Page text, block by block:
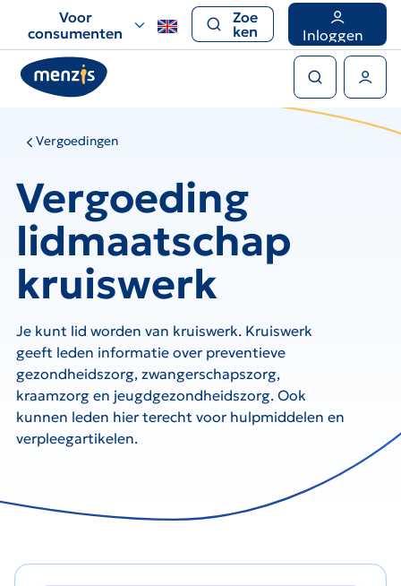
voor
snelle
navigatie
Voor
consumenten
Zoe
ken
Inloggen
Vergoedingen
Vergoeding
lidmaatschap
kruiswerk
Je kunt lid worden van kruiswerk. Kruiswerk
geeft leden informatie over preventieve
gezondheidszorg, zwangerschapszorg,
kraamzorg en jeugdgezondheidszorg. Ook
kunnen leden hier terecht voor hulpmiddelen en
verpleegartikelen.